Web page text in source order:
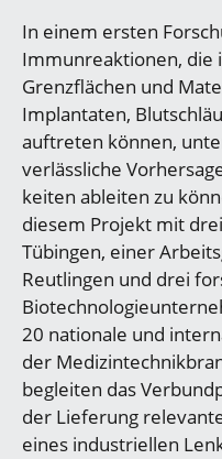
In einem ersten
Immunreaktionen, die
Grenzflächen und
Implantaten,
auftreten können,
verlässliche
keiten ableiten zu
diesem Projekt mit
Tübingen, einer
Reutlingen und drei
20 nationale und
der
begleiten das
der Lieferung
eines industriellen